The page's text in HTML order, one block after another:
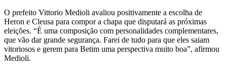
O prefeito Vittorio Medioli avaliou positivamente a escolha de
Heron e Cleusa para compor a chapa que disputará as próximas
eleições. “É uma composição com personalidades complementares,
que vão dar grande segurança. Farei de tudo para que eles saiam
vitoriosos e gerem para Betim uma perspectiva muito boa”, afirmou
Medioli.